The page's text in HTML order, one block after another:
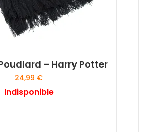
– Harry Potter
24,99 €
Indisponible